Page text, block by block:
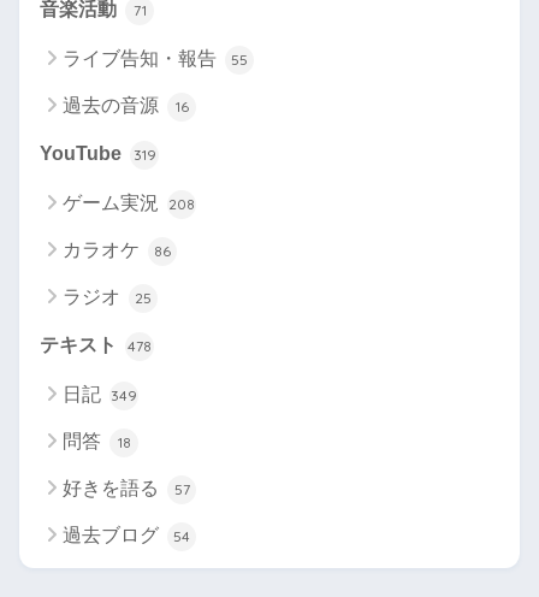
音楽活動 71
ライブ告知・報告 55
過去の音源 16
YouTube 319
ゲーム実況 208
カラオケ 86
ラジオ 25
テキスト 478
日記 349
問答 18
好きを語る 57
過去ブログ 54